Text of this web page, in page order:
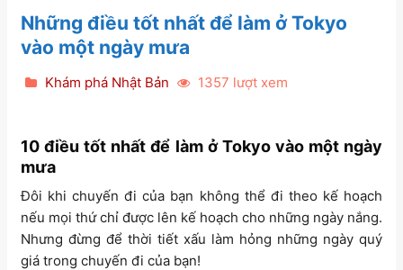
Những điều tốt nhất để làm ở Tokyo
vào một ngày mưa
Khám phá Nhật Bản 1357 lượt xem
10 điều tốt nhất để làm ở Tokyo vào một ngày
mưa
Đôi khi chuyến đi của bạn không thể đi theo kế hoạch
nếu mọi thứ chỉ được lên kế hoạch cho những ngày nắng.
Nhưng đừng để thời tiết xấu làm hỏng những ngày quý
giá trong chuyến đi của bạn!